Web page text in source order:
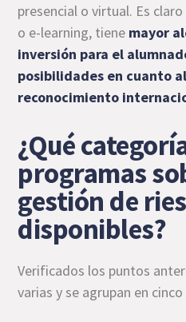
presencial o virtual. Es
o e-learning, tiene mayor
inversión para el
posibilidades en cuanto
reconocimiento
¿Qué
programas
gestión de
disponibles?
Verificados los puntos
varias y se agrupan en